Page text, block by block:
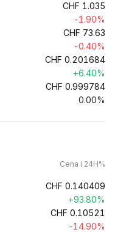
CHF 1.035
-1.90%
CHF 73.63
-0.40%
CHF 0.201684
+6.40%
CHF 0.999784
0.00%
Cena i 24H%
CHF 0.140409
+93.80%
CHF 0.10521
-14.90%